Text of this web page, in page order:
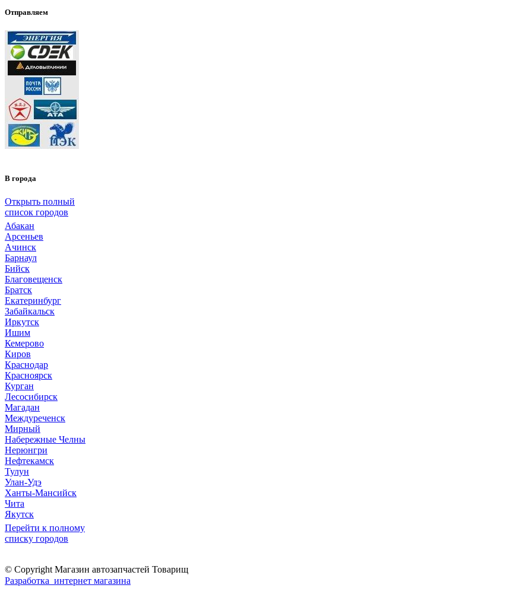
Отправляем
В города
Открыть полный
список городов
Абакан
Арсеньев
Ачинск
Барнаул
Бийск
Благовещенск
Братск
Екатеринбург
Забайкальск
Иркутск
Ишим
Кемерово
Киров
Краснодар
Красноярск
Курган
Лесосибирск
Магадан
Междуреченск
Мирный
Набережные Челны
Нерюнгри
Нефтекамск
Тулун
Улан-Удэ
Ханты-Мансийск
Чита
Якутск
Перейти к полному
списку городов
© Copyright Магазин автозапчастей Товарищ
Разработка интернет магазина